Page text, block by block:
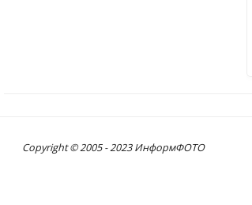
Copyright © 2005 - 2023 ИнформФОТО